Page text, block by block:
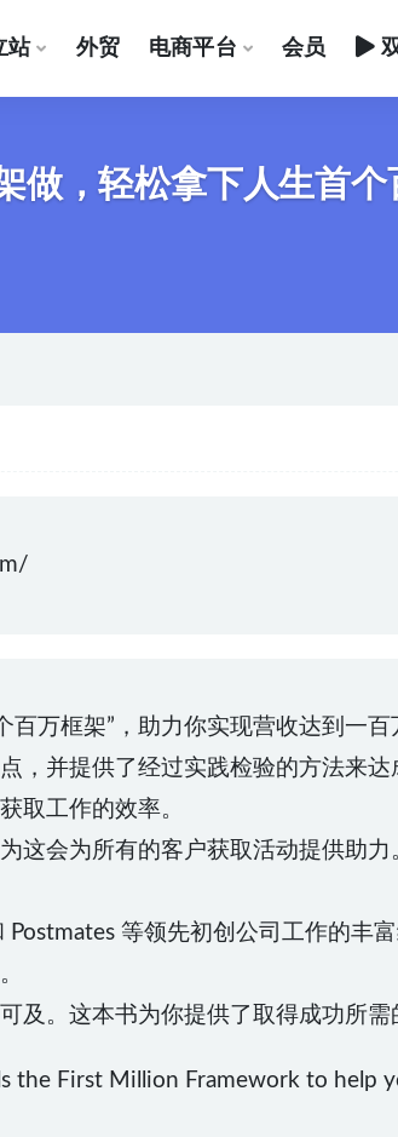
站 外贸 电商平台 会员
做，轻松拿下人生首个
百万框架”，助力你实现营收达到一百
，并提供了经过实践检验的方法来
取工作的效率。
这会为所有的客户获取活动提供助
等领先初创公司工作的丰
及。这本书为你提供了取得成功所需
the First Million Framework to help